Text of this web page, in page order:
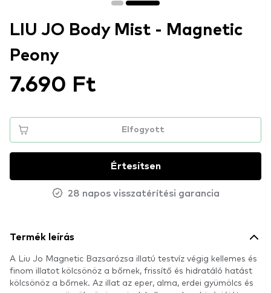
LIU JO Body Mist - Magnetic
Peony
7.690 Ft
Elfogyott
Értesítsen
28 napos visszatérítési garancia
Termék leírás
A Liu Jo Magnetic Bazsarózsa illatú testvíz végig kellemes és
finom illatot kölcsönöz a bőrnek, frissítő és hidratáló hatást
kölcsönöz a bőrnek. Az illat az eper, alma, erdei gyümölcs és